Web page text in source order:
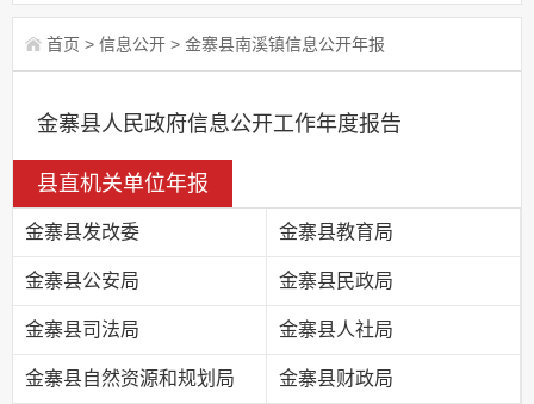
首页 > 信息公开 > 金寨县南溪镇信息公开年报
金寨县人民政府信息公开工作年度报告
县直机关单位年报
金寨县发改委 金寨县教育局
金寨县公安局 金寨县民政局
金寨县司法局 金寨县人社局
金寨县自然资源和规划局 金寨县财政局